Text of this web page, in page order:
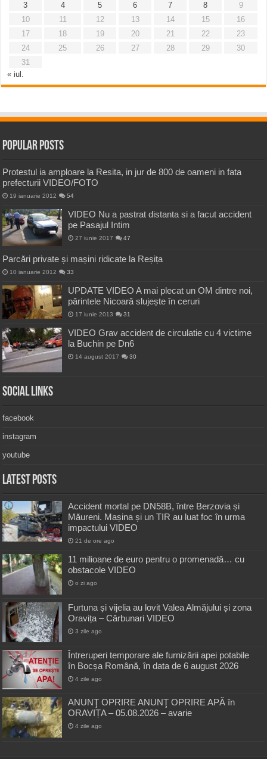
3
4 5 6 7 8
9
10
11 12 13 14 15
16
17
18 19 20 21 22
23
24
25 26 27 28 29
30
31
« iul.
Popular Posts
Protestul ia amploare la Resita, in jur de 800 de oameni in fata
prefecturii VIDEO/FOTO
19 ianuarie 2012 54
VIDEO Nu a pastrat distanta si a facut accident
pe Pasajul Intim
27 iunie 2017 47
Parcări private și mașini ridicate la Reșița
10 ianuarie 2012 33
UPDATE VIDEO A mai plecat un OM dintre noi,
părintele Nicoară slujește în ceruri
17 iunie 2013 31
VIDEO Grav accident de circulatie cu 4 victime
la Buchin pe Dn6
14 august 2017 30
Social Links
facebook
instagram
youtube
Latest Posts
Accident mortal pe DN58B, între Berzovia și
Măureni. Mașina și un TIR au luat foc în urma
impactului VIDEO
21 de ore ago
11 milioane de euro pentru o promenadă… cu
obstacole VIDEO
o zi ago
Furtuna și vijelia au lovit Valea Almăjului și zona
Oravița – Cărbunari VIDEO
3 zile ago
Întreruperi temporare ale furnizării apei potabile
în Bocșa Română, în data de 6 august 2026
4 zile ago
ANUNŢ OPRIRE ANUNŢ OPRIRE APĂ în
ORAVIȚA – 05.08.2026 – avarie
4 zile ago